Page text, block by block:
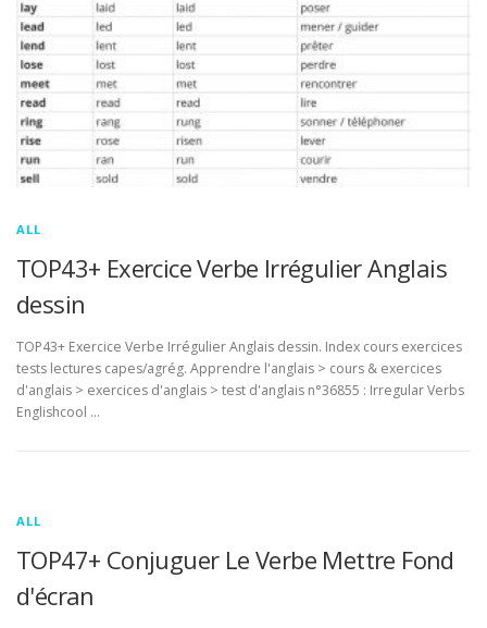
ALL
TOP43+ Exercice Verbe Irrégulier Anglais
dessin
TOP43+ Exercice Verbe Irrégulier Anglais dessin. Index cours exercices
tests lectures capes/agrég. Apprendre l'anglais > cours & exercices
d'anglais > exercices d'anglais > test d'anglais n°36855 : Irregular Verbs
Englishcool …
ALL
TOP47+ Conjuguer Le Verbe Mettre Fond
d'écran